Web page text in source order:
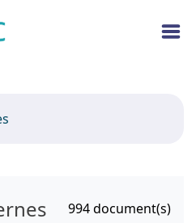
994document(s)